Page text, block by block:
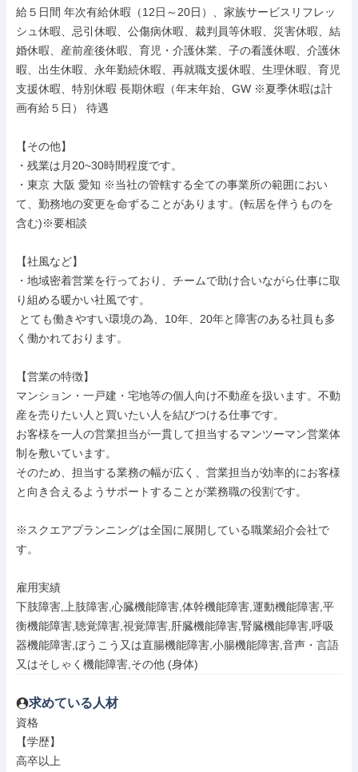
給５日間 年次有給休暇（12日～20日）、家族サービスリフレッ
シュ休暇、忌引休暇、公傷病休暇、裁判員等休暇、災害休暇、結
婚休暇、産前産後休暇、育児・介護休業、子の看護休暇、介護休
暇、出生休暇、永年勤続休暇、再就職支援休暇、生理休暇、育児
支援休暇、特別休暇 長期休暇（年末年始、GW ※夏季休暇は計
画有給５日） 待遇
【その他】
・残業は月20~30時間程度です。
・東京 大阪 愛知 ※当社の管轄する全ての事業所の範囲におい
て、勤務地の変更を命ずることがあります。(転居を伴うものを
含む)※要相談
【社風など】
・地域密着営業を行っており、チームで助け合いながら仕事に取
り組める暖かい社風です。
く働かれております。
【営業の特徴】
マンション・一戸建・宅地等の個人向け不動産を扱います。不動
産を売りたい人と買いたい人を結びつける仕事です。
お客様を一人の営業担当が一貫して担当するマンツーマン営業体
制を敷いています。
そのため、担当する業務の幅が広く、営業担当が効率的にお客様
と向き合えるようサポートすることが業務職の役割です。
※スクエアプランニングは全国に展開している職業紹介会社で
す。
雇用実績
下肢障害,上肢障害,心臓機能障害,体幹機能障害,運動機能障害,平
衡機能障害,聴覚障害,視覚障害,肝臓機能障害,腎臓機能障害,呼吸
器機能障害,ぼうこう又は直腸機能障害,小腸機能障害,音声・言語
又はそしゃく機能障害,その他 (身体)
求めている人材
資格
【学歴】
高卒以上